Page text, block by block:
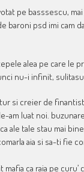
pe basssescu,
baroni psd imi cam
alea pe care le
nu-i infinit,
si creier de finantist
am luat noi.
ale tale stau mai
aia si sa-ti fie
ca raia pe curu’